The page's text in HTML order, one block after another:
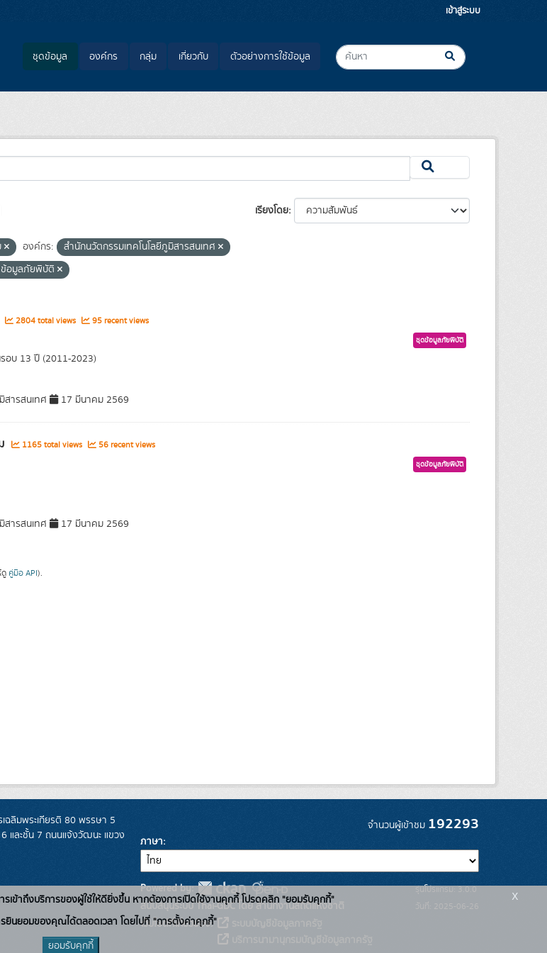
เข้าสู่ระบบ
ชุดข้อมูล องค์กร กลุ่ม เกี่ยวกับ ตัวอย่างการใช้ข้อมูล
เรียงโดย
องค์กร:
สำนักนวัตกรรมเทคโนโลยีภูมิสารสนเทศ
อมูลภัยพิบัติ
2804 total views 95 recent views
ชุดข้อมูลภัยพิบัติ
อบ 13 ปี (2011-2023)
สารสนเทศ 17 มีนาคม 2569
1165 total views 56 recent views
ชุดข้อมูลภัยพิบัติ
สารสนเทศ 17 มีนาคม 2569
ดู คู่มือ API).
ฉลิมพระเกียรติ 80 พรรษา 5
และชั้น 7 ถนนแจ้งวัฒนะ แขวง
จำนวนผู้เข้าชม 192293
ภาษา
Powered by:
สนับสนุนระบบ Thai-GDC โดย สำนักงานสถิติแห่งชาติ
เว็บไซต์ที่เกี่ยวข้อง:
รุ่นโปรแกรม: 3.0.0
วันที่: 2025-06-26
เข้าถึงบริการของผู้ใช้ให้ดียิ่งขึ้น หากต้องการเปิดใช้งานคุกกี้ โปรดคลิก "ยอมรับคุกกี้"
นยอมของคุณได้ตลอดเวลา โดยไปที่ "การตั้งค่าคุกกี้"
ยอมรับคุกกี้
x